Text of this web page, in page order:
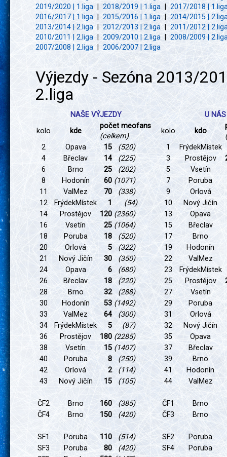
2019/2020 | 1.liga
2018/2019 | 1.liga
2017/2018 |
2016/2017 | 1.liga
2015/2016 | 1.liga| 2014/2015 |
2013/2014 | 2.liga
2012/2013 | 2.liga | 2011/2012 |
2010/2011 | 2.liga |2009/2010 | 2.liga
2008/2009 |
2007/2008 | 2.liga| 2006/2007 | 2.liga
Výjezdy - Sezóna 2013/
2.liga
NAŠE VÝJEZDY
U NÁS
kolo
kde
počet meofans
(celkem)
kolo kdo
2
Opava 15 (520) 1 FrýdekMístek
4
Břeclav 14 (225) 3 Prostějov
6
Brno 25 (202) 5 Vsetín
8
Hodonín 60 (1071) 7 Poruba
11
ValMez 70 (338) 9 Orlová
12
FrýdekMístek 1 (54) 10 Nový Jičín
14
Prostějov 120 (2360) 13 Opava
16
Vsetín 25 (1064) 15 Břeclav
18
Poruba 18 (520) 17 Brno
20
Orlová 5 (322) 19 Hodonín
21
Nový Jičín 30 (350) 22 ValMez
24
Opava 6 (680) 23 FrýdekMístek
26
Břeclav 18 (220) 25 Prostějov
28
Brno 32 (288) 27 Vsetín
30
Hodonín 53 (1492) 29 Poruba
33
ValMez 64 (300) 31 Orlová
34
FrýdekMístek 5 (87) 32 Nový Jičín
36
Prostějov 180 (2285) 35 Opava
38
Vsetín 15 (1407) 37 Břeclav
40
Poruba 8 (250) 39 Brno
42
Orlová 2 (114) 41 Hodonín
43
Nový Jičín 15 (105) 44 ValMez
ČF2 Brno 160 (385) ČF1 Brno
ČF4
Brno 150 (420) ČF3 Brno
SF1 Poruba 110 (514) SF2 Poruba
SF3
Poruba 80 (420) SF4 Poruba